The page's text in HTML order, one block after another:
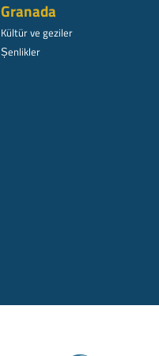
Granada
Kültür ve geziler
Șenlikler